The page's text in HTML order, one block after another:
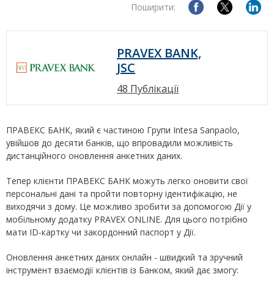
Поширити:
PRAVEX BANK,
JSC
48 Публікації
ПРАВЕКС БАНК, який є частиною Групи Intesa Sanpaolo,
увійшов до десяти банків, що впровадили можливість
дистанційного оновлення анкетних даних.
Тепер клієнти ПРАВЕКС БАНК можуть легко оновити свої
персональні дані та пройти повторну ідентифікацію, не
виходячи з дому. Це можливо зробити за допомогою Дії у
мобільному додатку PRAVEX ONLINE. Для цього потрібно
мати ID-картку чи закордонний паспорт у Дії.
Оновлення анкетних даних онлайн - швидкий та зручний
інструмент взаємодії клієнтів із Банком, який дає змогу: